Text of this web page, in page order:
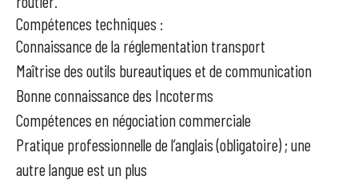
Compétences techniques :
Connaissance de la réglementation transport
Maîtrise des outils bureautiques et de communication
Bonne connaissance des Incoterms
Compétences en négociation commerciale
Pratique professionnelle de l’anglais (obligatoire) ; une
autre langue est un plus